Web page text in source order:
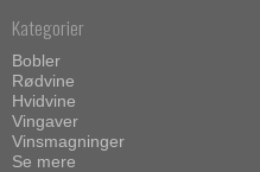
Kategorier
Bobler
Rødvine
Hvidvine
Vingaver
Vinsmagninger
Se mere